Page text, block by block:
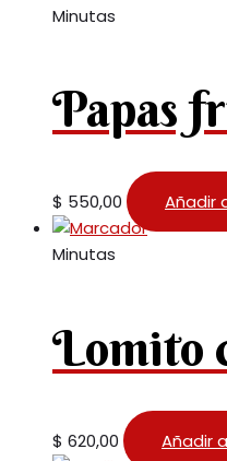
Minutas
Papas
$ 550,00 Añadir
Minutas
Lomito
$ 620,00 Añadir